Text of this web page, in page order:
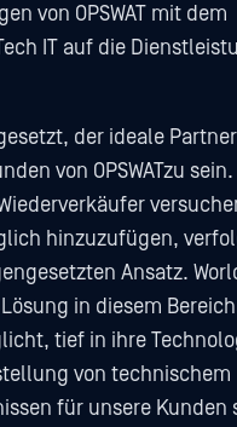
von OPSWAT mit dem
IT auf die
der ideale
von OPSWATzu
hinzuzufügen,
Ansatz.
in diesem Bereich
tief in ihre
von technischem
für unsere Kunden